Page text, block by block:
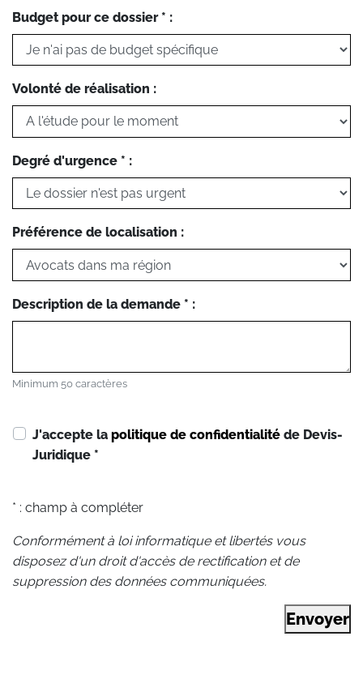
Budget pour ce dossier * :
Volonté de réalisation :
Degré d'urgence * :
Préférence de localisation :
Description de la demande * :
Minimum 50 caractères
J'accepte la politique de confidentialité de Devis-
Juridique *
* : champ à compléter
Conformément à loi informatique et libertés vous
disposez d'un droit d'accès de rectification et de
suppression des données communiquées.
Envoyer